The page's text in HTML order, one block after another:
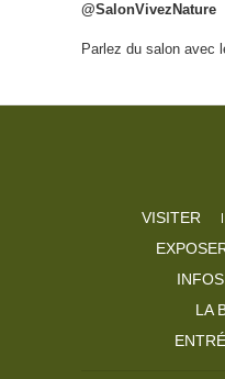
@SalonVivezNature
Parlez du salon avec
VISITER
LA